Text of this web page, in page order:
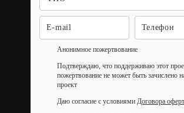
Анонимное пожертвование
Подтверждаю, что поддерживаю этот
пожертвование не может быть зачислено
проект
Даю согласие с условиями Договора